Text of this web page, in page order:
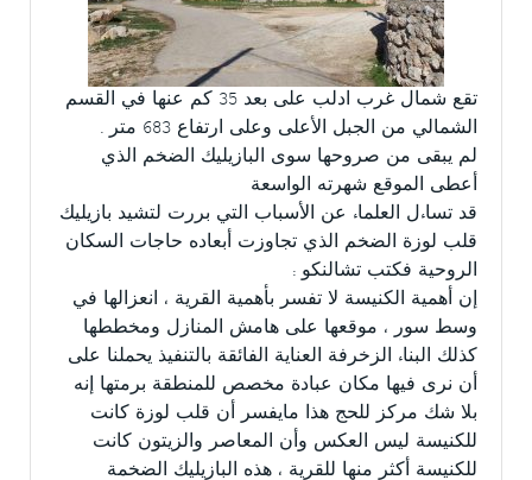
تقع شمال غرب ادلب على بعد 35 كم عنها في القسم
الشمالي من الجبل الأعلى وعلى ارتفاع 683 متر .
لم يبقى من صروحها سوى البازيليك الضخم الذي
أعطى الموقع شهرته الواسعة
قد تساءل العلماء عن الأسباب التي بررت لتشيد بازيليك
قلب لوزة الضخم الذي تجاوزت أبعاده حاجات السكان
الروحية فكتب تشالنكو :
إن أهمية الكنيسة لا تفسر بأهمية القرية ، انعزالها في
وسط سور ، موقعها على هامش المنازل ومخططها
كذلك البناء الزخرفة العناية الفائقة بالتنفيذ يحملنا على
أن نرى فيها مكان عبادة مخصص للمنطقة برمتها إنه
بلا شك مركز للحج هذا مايفسر أن قلب لوزة كانت
للكنيسة ليس العكس وأن المعاصر والزيتون كانت
للكنيسة أكثر منها للقرية ، هذه البازيليك الضخمة